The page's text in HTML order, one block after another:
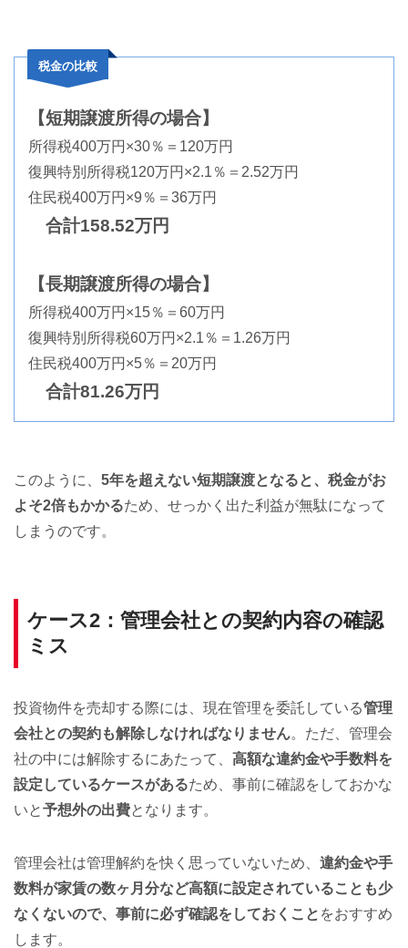
税金の比較
【短期譲渡所得の場合】
所得税400万円×30％＝120万円
復興特別所得税120万円×2.1％＝2.52万円
住民税400万円×9％＝36万円
合計158.52万円
【長期譲渡所得の場合】
所得税400万円×15％＝60万円
復興特別所得税60万円×2.1％＝1.26万円
住民税400万円×5％＝20万円
合計81.26万円
このように、 5年を超えない短期譲渡となると、税金がお
よそ2倍もかかるため、せっかく出た利益が無駄になって
しまうのです。
ケース2：管理会社との契約内容の確認
ミス
投資物件を売却する際には、現在管理を委託している管理
会社との契約も解除しなければなりません。ただ、管理会
社の中には解除するにあたって、 高額な違約金や手数料を
設定しているケースがあるため、事前に確認をしておかな
いと予想外の出費となります。
管理会社は管理解約を快く思っていないため、 違約金や手
数料が家賃の数ヶ月分など高額に設定されていることも少
なくないので、事前に必ず確認をしておくこと をおすすめ
します。